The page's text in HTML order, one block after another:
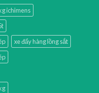
ichimens
xe đẩy hàng lồng sắt